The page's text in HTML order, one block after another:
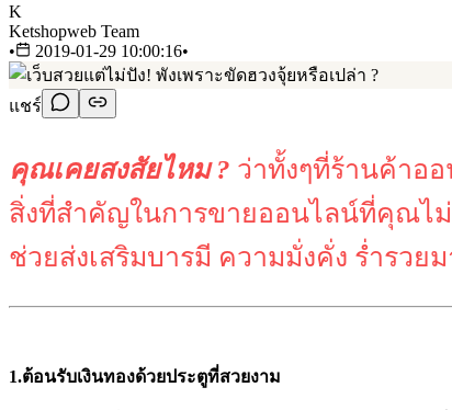
K
Ketshopweb Team
•
2019-01-29 10:00:16•
แชร์
คุณเคยสงสัยไหม ? ว่าทั้งๆที่ร้านค้าอ
สิ่งที่สำคัญในการขายออนไลน์ที่คุณไ
ช่วยส่งเสริมบารมี ความมั่งคั่ง ร่ำรว
1.ต้อนรับเงินทองด้วยประตูที่สวยงาม